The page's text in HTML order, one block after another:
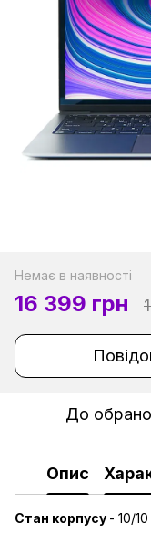
Немає в наявності
16 399 грн
До
Опис
Стан корпусу - 10/10